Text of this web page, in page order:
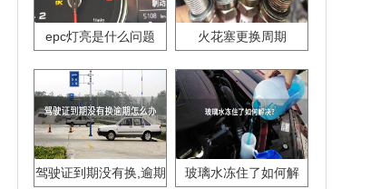
epc灯亮是什么问题 火花塞更换周期
驾驶证到期没有换,逾期
玻璃水冻住了如何解